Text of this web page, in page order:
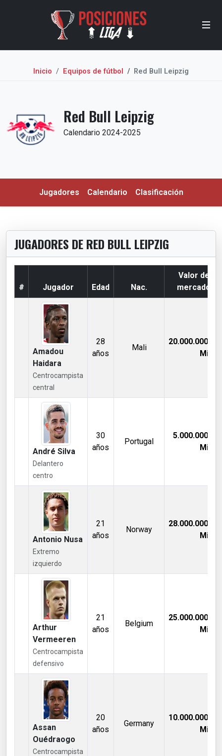
Inicio Equipos de fútbol Red Bull Leipzig
Red Bull Leipzig
Calendario 2024-2025
Jugadores Calendario Clasificación
JUGADORES DE RED BULL LEIPZIG
# Jugador Edad Nac.
Valor de
mercado
Amadou
Haidara
Centrocampista
central
28
años
Mali
20.000.000,00
Mill €
André Silva
Delantero
centro
30
años
Portugal
5.000.000,00
Mill €
Antonio Nusa
Extremo
izquierdo
21
años
Norway
28.000.000,00
Mill €
Arthur
Vermeeren
Centrocampista
defensivo
21
años
Belgium
25.000.000,00
Mill €
Assan
Ouédraogo
Centrocampista
20
años
Germany
10.000.000,00
Mill €